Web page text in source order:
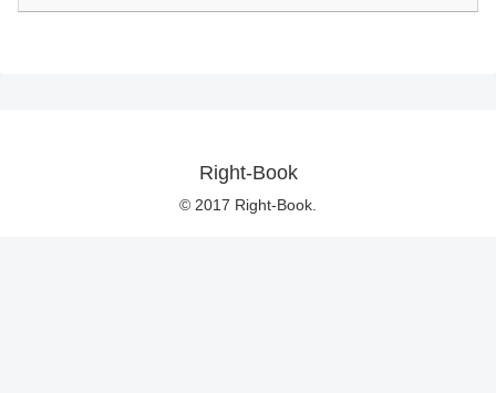
Right-Book
© 2017 Right-Book.